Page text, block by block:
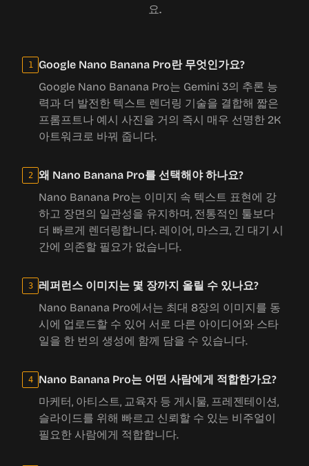
요.
1
Google Nano Banana Pro란 무엇인가요?
Google Nano Banana Pro는 Gemini 3의 추론 능
력과 더 발전한 텍스트 렌더링 기술을 결합해 짧은
프롬프트나 예시 사진을 거의 즉시 매우 선명한 2K
아트워크로 바꿔 줍니다.
2
왜 Nano Banana Pro를 선택해야 하나요?
Nano Banana Pro는 이미지 속 텍스트 표현에 강
하고 장면의 일관성을 유지하며, 전통적인 툴보다
더 빠르게 렌더링합니다. 레이어, 마스크, 긴 대기 시
간에 의존할 필요가 없습니다.
3
레퍼런스 이미지는 몇 장까지 올릴 수 있나요?
Nano Banana Pro에서는 최대 8장의 이미지를 동
시에 업로드할 수 있어 서로 다른 아이디어와 스타
일을 한 번의 생성에 함께 담을 수 있습니다.
4
Nano Banana Pro는 어떤 사람에게 적합한가요?
마케터, 아티스트, 교육자 등 게시물, 프레젠테이션,
슬라이드를 위해 빠르고 신뢰할 수 있는 비주얼이
필요한 사람에게 적합합니다.